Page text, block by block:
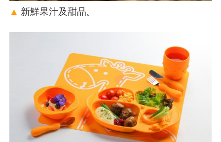
▲ 新鮮果汁及甜品。